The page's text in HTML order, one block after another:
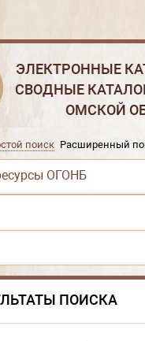
ЭЛЕКТРОННЫЕ
СВОДНЫЕ
ОМСКОЙ
ОГОНБ
поиск Расширенный
ПОИСКА